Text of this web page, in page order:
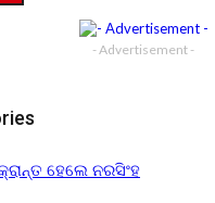
- Advertisement -
ହେଲେ ନରସିଂହ